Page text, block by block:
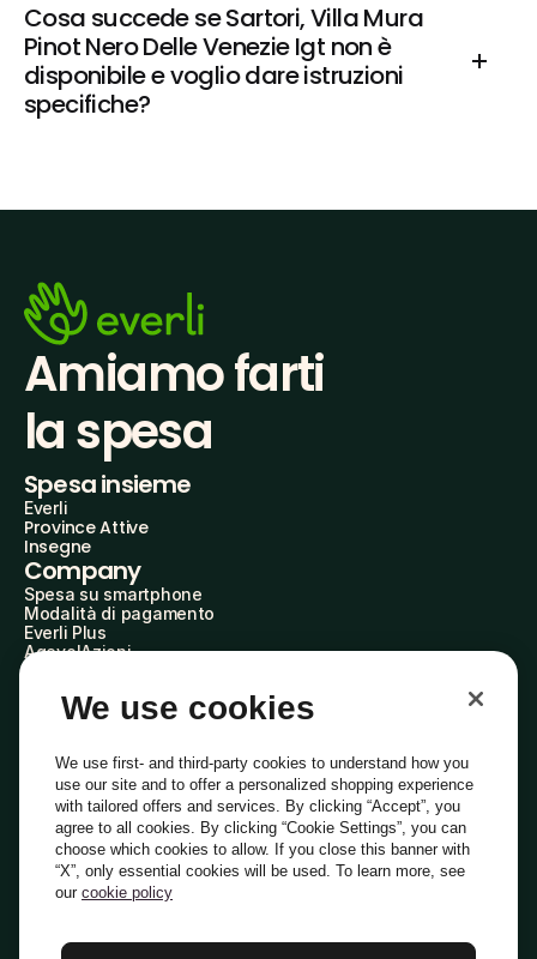
Cosa succede se Sartori, Villa Mura
Pinot Nero Delle Venezie Igt non è
disponibile e voglio dare istruzioni
specifiche?
Amiamo farti
la spesa
Spesa insieme
Everli
Province Attive
Insegne
Company
Spesa su smartphone
Modalità di pagamento
Everli Plus
AgevolAzioni
Everli Shoppers
Scopri chi siamo
Domande frequenti
Lavora con noi
Diventa Shopper
Investitori
PrivacyCookiePreferenze Cookie
Termini e Condizioni
Italiano
We use cookies
We use first- and third-party cookies to understand how you
use our site and to offer a personalized shopping experience
with tailored offers and services. By clicking “Accept”, you
agree to all cookies. By clicking “Cookie Settings”, you can
choose which cookies to allow. If you close this banner with
“X”, only essential cookies will be used. To learn more, see
our cookie policy